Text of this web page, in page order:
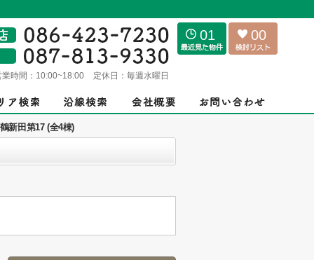
時間： 10:00~18:00 定休日： 毎週水曜日
01 00
新田第17 (全4棟)